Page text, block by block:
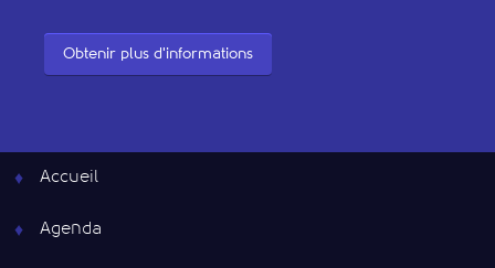
Obtenir plus d'informations
Accueil
Agenda